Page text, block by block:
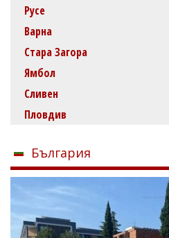
Русе
Варна
Стара Загора
Ямбол
Сливен
Пловдив
България